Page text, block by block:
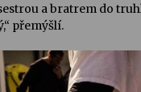
a bratrem do
přemýšlí.